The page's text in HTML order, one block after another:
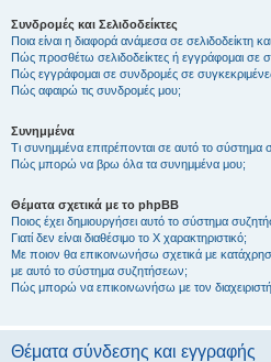
Συνδρομές και Σελιδοδείκτες
Ποια είναι η διαφορά ανάμεσα σε σελιδοδείκτη
Πώς προσθέτω σελιδοδείκτες ή εγγράφομαι σε
Πώς εγγράφομαι σε συνδρομές σε
Πώς αφαιρώ τις συνδρομές μου;
Συνημμένα
Τι συνημμένα επιτρέπονται σε αυτό το σύστημα
Πώς μπορώ να βρω όλα τα συνημμένα μου;
Θέματα σχετικά με το phpBB
Ποιος έχει δημιουργήσει αυτό το σύστημα
Γιατί δεν είναι διαθέσιμο το Χ χαρακτηριστικό;
Με ποιον θα επικοινωνήσω σχετικά με
με αυτό το σύστημα συζητήσεων;
Πώς μπορώ να επικοινωνήσω με τον
Θέματα σύνδεσης και εγγραφής